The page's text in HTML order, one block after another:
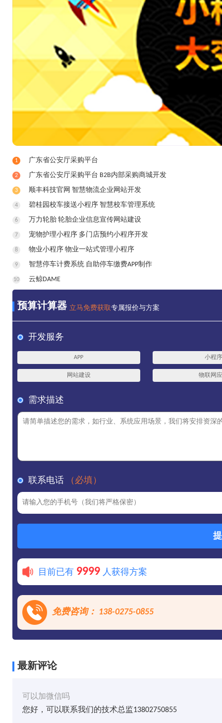
1 广东省公安厅采购平台
2 广东省公安厅采购平台 B2B内部采购商城开发
3 顺丰科技官网 智慧物流企业网站开发
4 碧桂园校车接送小程序 智慧校车管理系统
6 万力轮胎 轮胎企业信息宣传网站建设
7 宠物护理小程序 多门店预约小程序开发
8 物业小程序 物业一站式管理小程序
9 智慧停车计费系统 自助停车缴费APP制作
10 云鲸DAME
预算计算器 立马免费获取专属报价与方案
开发服务
APP 小程
网站建设 物联网
需求描述
联系电话 （必填）
目前已有 9999 人获得方案
免费咨询： 138-0275-0855
最新评论
可以加微信吗
您好，可以联系我们的技术总监13802750855